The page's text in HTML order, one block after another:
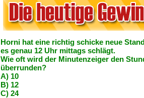
Horni hat eine richtig schicke neue
es genau 12 Uhr mittags schlägt.
Wie oft wird der Minutenzeiger den
überrunden?
A) 10
B) 12
C) 24